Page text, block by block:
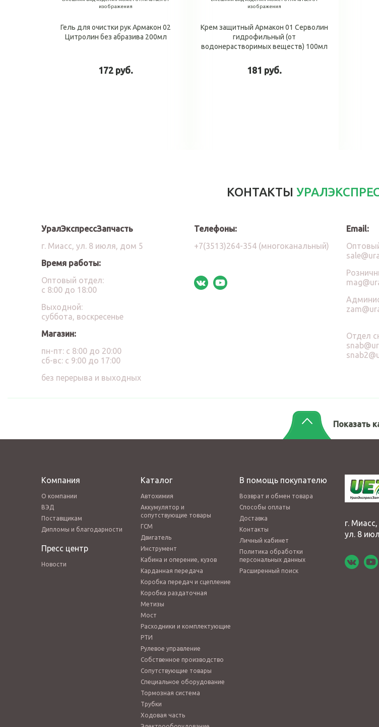
изображения
Гель для очистки рук Армакон 02
Цитролин без абразива 200мл
172 руб.
изображения
Крем защитный Армакон 01 Серволин
гидрофильный (от
водонерастворимых веществ) 100мл
181 руб.
КОНТАКТЫ
УралЭкспрессЗапчасть
г. Миасс, ул. 8 июля, дом 5
Время работы:
Оптовый отдел:
с 8:00 до 18:00
Выходной:
суббота, воскресенье
Магазин:
пн-пт: с 8:00 до 20:00
сб-вс: с 9:00 до 17:00
без перерыва и выходных
Телефоны:
+7(3513)264-354 (многоканальный)
Email:
Отдел
Показать
Компания
О компании
ВЭД
Поставщикам
Дипломы и благодарности
Пресс центр
Новости
Каталог
Автохимия
Аккумулятор и
сопутствующие товары
ГСМ
Двигатель
Инструмент
Кабина и оперение, кузов
Карданная передача
Коробка передач и сцепление
Коробка раздаточная
Метизы
Мост
Расходники и комплектующие
РТИ
Рулевое управление
Собственное производство
Сопутствующие товары
Специальное оборудование
Тормозная система
Трубки
Ходовая часть
В помощь покупателю
Возврат и обмен товара
Способы оплаты
Доставка
Контакты
Личный кабинет
Политика обработки
персональных данных
Расширенный поиск
г. Миасс,
ул. 8